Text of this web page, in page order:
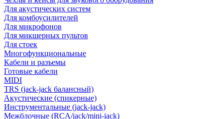
Для акустических систем
Для комбоусилителей
Для микрофонов
Для микшерных пультов
Для стоек
Многофункциональные
Кабели и разъемы
Готовые кабели
MIDI
TRS (jack-jack балансный)
Акустические (спикерные)
Инструментальные (jack-jack)
Межблочные (RCA/jack/mini-jack)